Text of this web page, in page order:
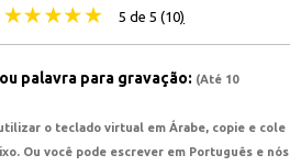
5 de 5 (10)
palavra para gravação: (Até 10
o teclado virtual em Árabe, copie e cole
Ou você pode escrever em Português e nós